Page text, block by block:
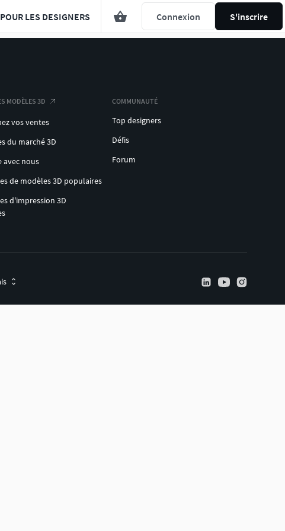
POUR LES DESIGNERS Connexion S'inscrire
MODÈLES 3D
vos ventes
du marché 3D
avec nous
de modèles 3D populaires
d'impression 3D
COMMUNAUTÉ
Top designers
Défis
Forum